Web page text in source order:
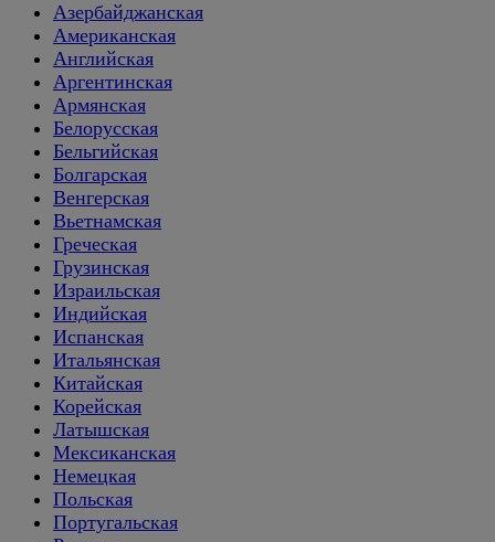
Азербайджанская
Американская
Английская
Аргентинская
Армянская
Белорусская
Бельгийская
Болгарская
Венгерская
Вьетнамская
Греческая
Грузинская
Израильская
Индийская
Испанская
Итальянская
Китайская
Корейская
Латышская
Мексиканская
Немецкая
Польская
Португальская